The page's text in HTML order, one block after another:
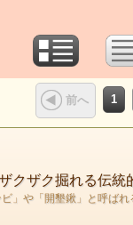
前へ 1
クザク掘れる伝統
」や「開墾鍬」と呼ば